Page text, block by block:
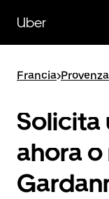
contenido
principal
Uber
Francia>
Solicita
ahora